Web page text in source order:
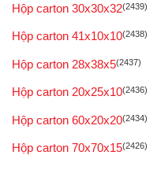
Hộp carton 30x30x32(2439)
Hộp carton 41x10x10(2438)
Hộp carton 28x38x5(2437)
Hộp carton 20x25x10(2436)
Hộp carton 60x20x20(2434)
Hộp carton 70x70x15(2426)